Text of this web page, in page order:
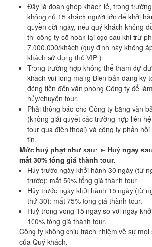
Đây là đoàn ghép khách lẻ, trong
không đủ 15 khách người lớn để khởi
quyền dời ngày, nếu quý khách không
thì công ty sẽ hoàn lại cọc sau khi trừ
7.000.000/khách (quy định này không
khách sử dụng thẻ VIP )
Trong trường hợp không thể tham dự
khách vui lòng mang Biên bản đăng ký
đóng tiền đến văn phòng Công ty để
hủy/chuyển tour.
Phải thông báo cho Công ty bằng văn
(không giải quyết các trường hợp liên
tour qua điện thoại) và công ty phản hồi
tin.
Mức huỷ phạt như sau: ➢ Huỷ ngay
mất 30% tổng giá thành tour.
Hủy trước ngày khởi hành 30 ngày (từ
trước): mất 50% tổng giá thành tour
Hủy trước ngày khởi hành 15 ngày (từ
thứ 30): mất 75% tổng giá thành tour.
Huỷ trong vòng 15 ngày so với ngày
100% tổng giá thành tour.
Công ty không chịu trách nhiệm về sự mọi
của Quý khách.